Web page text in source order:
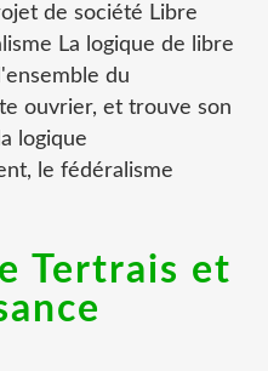
de société Libre
La logique de libre
du
ouvrier, et trouve son
logique
le fédéralisme
Tertrais et